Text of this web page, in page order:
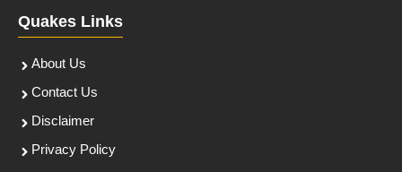
Quakes Links
About Us
Contact Us
Disclaimer
Privacy Policy